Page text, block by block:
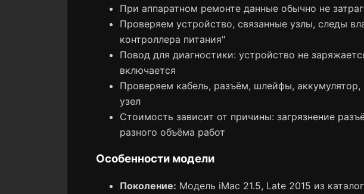
При аппаратном ремонте данные обычно не
Проверяем устройство, связанные узлы, следы
контроллера питания"
Повод для диагностики: устройство не
включается
Проверяем кабель, разъём, шлейфы,
узел
Стоимость зависит от причины: загрязнение
разного объёма работ
Особенности модели
Поколение: Модель iMac 21.5, Late 2015 из